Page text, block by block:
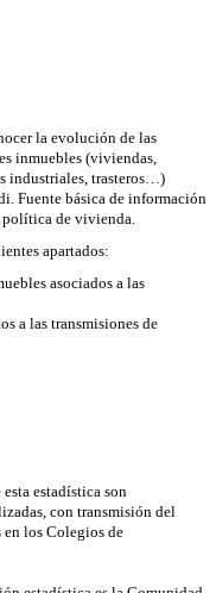
la evolución de las
inmuebles (viviendas,
industriales, trasteros…)
Fuente básica de información
política de vivienda.
apartados:
asociados a las
a las transmisiones de
estadística son
con transmisión del
los Colegios de